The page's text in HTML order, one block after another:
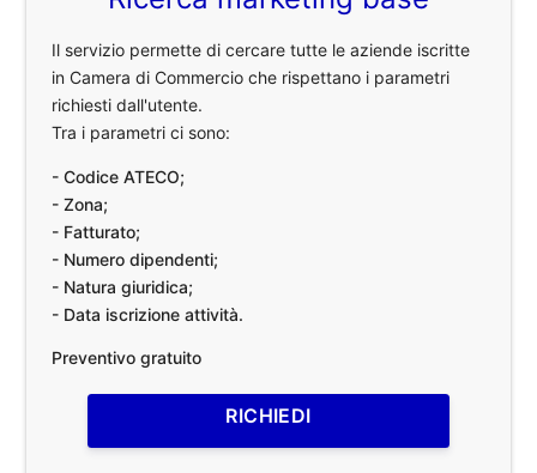
Il servizio permette di cercare tutte le aziende iscritte
in Camera di Commercio che rispettano i parametri
richiesti dall'utente.
Tra i parametri ci sono:
- Codice ATECO;
- Zona;
- Fatturato;
- Numero dipendenti;
- Natura giuridica;
- Data iscrizione attività.
Preventivo gratuito
RICHIEDI